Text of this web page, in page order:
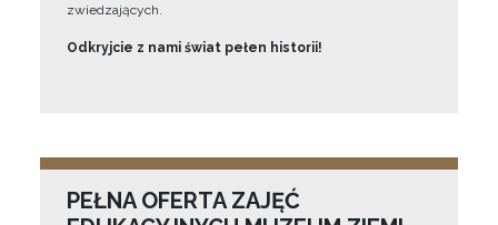
zwiedzających.
Odkryjcie z nami świat pełen historii!
PEŁNA OFERTA ZAJĘĆ